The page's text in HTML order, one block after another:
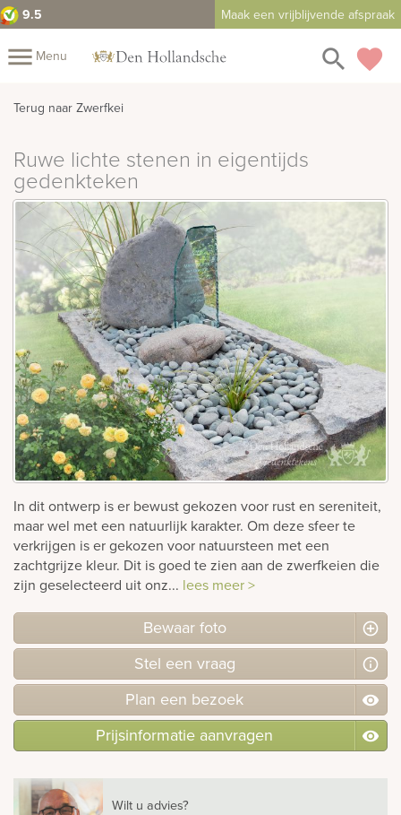
9.5 Maak een vrijblijvende afspraak
menu Menu favorite
search
close
Home
Assortiment
Fotoboek
Informatie
Prijzen
Over
ons
Duurzaamheid Winkels Contact
Bekijk
ook:
Terug naar Zwerfkei
Ruwe lichte stenen in eigentijds
gedenkteken
In dit ontwerp is er bewust gekozen voor rust en sereniteit,
maar wel met een natuurlijk karakter. Om deze sfeer te
verkrijgen is er gekozen voor natuursteen met een
zachtgrijze kleur. Dit is goed te zien aan de zwerfkeien die
zijn geselecteerd uit onz... lees meer >
Bewaar foto
Stel een vraag
Plan een bezoek
Prijsinformatie aanvragen
Wilt u advies?